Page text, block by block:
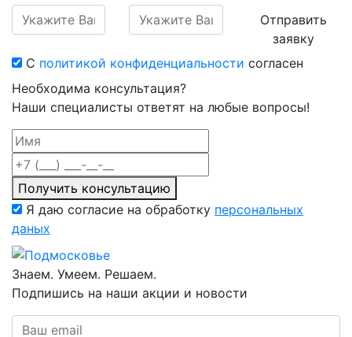
Отправить
заявку
С политикой конфиденциальности согласен
Необходима консультация?
Наши специалисты ответят на любые вопросы!
Получить консультацию
Я даю согласие на обработку персональных
даных
Знаем. Умеем. Решаем.
Подпишись на наши акции и новости